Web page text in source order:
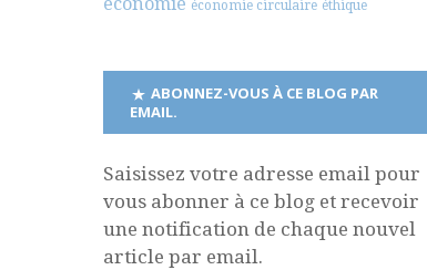
économie circulaire éthique
ABONNEZ-VOUS À CE BLOG PAR
EMAIL.
Saisissez votre adresse email pour
vous abonner à ce blog et recevoir
une notification de chaque nouvel
article par email.